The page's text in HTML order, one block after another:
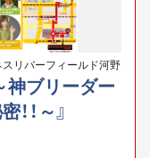
リバーフィールド河野
！
神ブリーダー
！～』